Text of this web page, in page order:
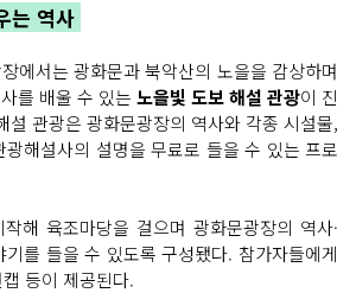
는 역사
에서는 광화문과 북악산의 노을을 감상하며
를 배울 수 있는 노을빛 도보 해설 관광이 진
설 관광은 광화문광장의 역사와 각종 시설물,
광해설사의 설명을 무료로 들을 수 있는 프로
해 육조마당을 걸으며 광화문광장의 역사·
기를 들을 수 있도록 구성됐다. 참가자들에게
등이 제공된다.